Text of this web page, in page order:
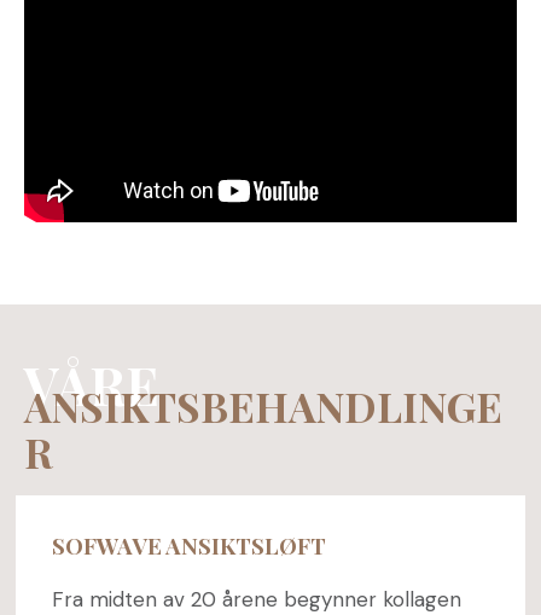
VÅRE
ANSIKTSBEHANDLINGE
R
SOFWAVE ANSIKTSLØFT
Fra midten av 20 årene begynner kollagen